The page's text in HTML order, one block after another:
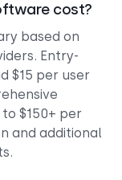
cost?
based on
Entry-
$15 per user
$150+ per
and additional